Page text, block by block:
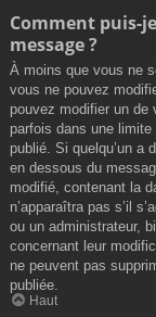
Comment puis-
message ?
À moins que vous ne
vous ne pouvez
pouvez modifier un de
parfois dans une
publié. Si quelqu’un a
en dessous du
modifié, contenant la
n’apparaîtra pas s’il
ou un administrateur,
concernant leur
ne peuvent pas
publiée.
Haut